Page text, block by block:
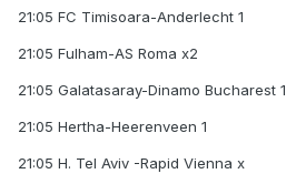
21:05 FC Timisoara-Anderlecht 1
21:05 Fulham-AS Roma x2
21:05 Galatasaray-Dinamo Bucharest 1
21:05 Hertha-Heerenveen 1
21:05 H. Tel Aviv -Rapid Vienna x